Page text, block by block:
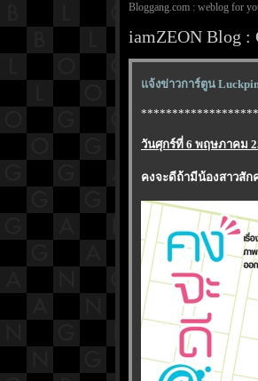
Bloggang.com : weblog for
iamZEON Blog
จ้งข่าวการ์ตูน
วันศุกร์ที่ 6 พฤษภาคม
คงจะดีถ้ามีน้องสาวสัก